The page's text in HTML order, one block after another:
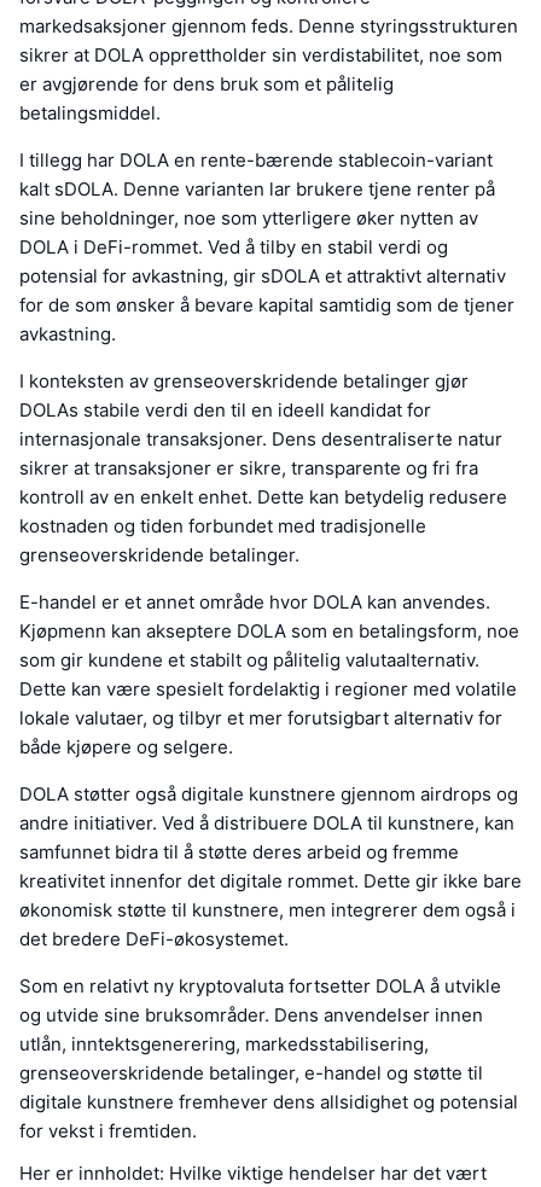
markedsaksjoner gjennom feds. Denne styringsstrukturen
sikrer at DOLA opprettholder sin verdistabilitet, noe som
er avgjørende for dens bruk som et pålitelig
betalingsmiddel.
I tillegg har DOLA en rente-bærende stablecoin-variant
kalt sDOLA. Denne varianten lar brukere tjene renter på
sine beholdninger, noe som ytterligere øker nytten av
DOLA i DeFi-rommet. Ved å tilby en stabil verdi og
potensial for avkastning, gir sDOLA et attraktivt alternativ
for de som ønsker å bevare kapital samtidig som de tjener
avkastning.
I konteksten av grenseoverskridende betalinger gjør
DOLAs stabile verdi den til en ideell kandidat for
internasjonale transaksjoner. Dens desentraliserte natur
sikrer at transaksjoner er sikre, transparente og fri fra
kontroll av en enkelt enhet. Dette kan betydelig redusere
kostnaden og tiden forbundet med tradisjonelle
grenseoverskridende betalinger.
E-handel er et annet område hvor DOLA kan anvendes.
Kjøpmenn kan akseptere DOLA som en betalingsform, noe
som gir kundene et stabilt og pålitelig valutaalternativ.
Dette kan være spesielt fordelaktig i regioner med volatile
lokale valutaer, og tilbyr et mer forutsigbart alternativ for
både kjøpere og selgere.
DOLA støtter også digitale kunstnere gjennom airdrops og
andre initiativer. Ved å distribuere DOLA til kunstnere, kan
samfunnet bidra til å støtte deres arbeid og fremme
kreativitet innenfor det digitale rommet. Dette gir ikke bare
økonomisk støtte til kunstnere, men integrerer dem også i
det bredere DeFi-økosystemet.
Som en relativt ny kryptovaluta fortsetter DOLA å utvikle
og utvide sine bruksområder. Dens anvendelser innen
utlån, inntektsgenerering, markedsstabilisering,
grenseoverskridende betalinger, e-handel og støtte til
digitale kunstnere fremhever dens allsidighet og potensial
for vekst i fremtiden.
Her er innholdet: Hvilke viktige hendelser har det vært